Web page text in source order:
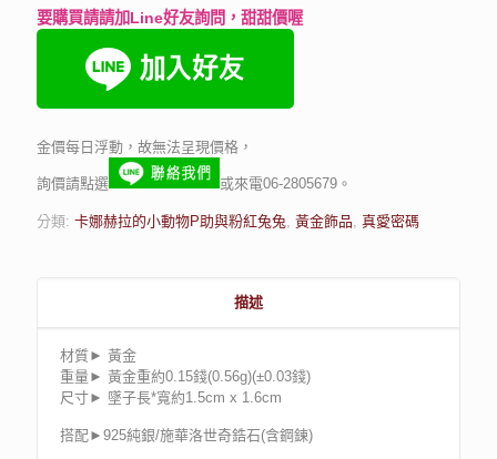
要購買請請加Line好友詢問，甜甜價喔
金價每日浮動，故無法呈現價格，
詢價請點選 或來電06-2805679。
分類: 卡娜赫拉的小動物P助與粉紅兔兔 黃金飾品 真愛密碼
描述
材質► 黃金
重量► 黃金重約0.15錢(0.56g)(±0.03錢)
尺寸► 墜子長*寬約1.5cm x 1.6cm
搭配►925純銀/施華洛世奇鋯石(含鋼鍊)